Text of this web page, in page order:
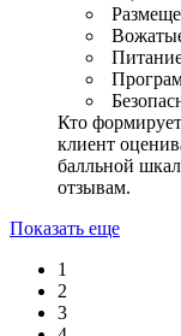
Кто
клиент
балльной
отзывам.
Показать еще
1
2
3